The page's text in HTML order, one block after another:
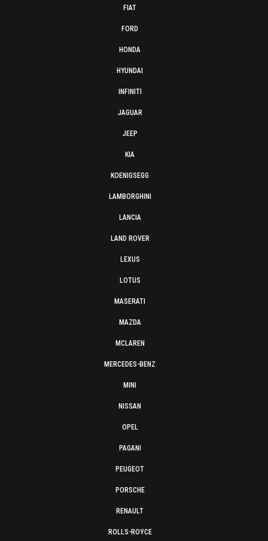
FIAT
FORD
HONDA
HYUNDAI
INFINITI
JAGUAR
JEEP
KIA
KOENIGSEGG
LAMBORGHINI
LANCIA
LAND ROVER
LEXUS
LOTUS
MASERATI
MAZDA
MCLAREN
MERCEDES-BENZ
MINI
NISSAN
OPEL
PAGANI
PEUGEOT
PORSCHE
RENAULT
ROLLS-ROYCE